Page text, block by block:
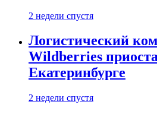
2 недели спустя
Логистический
Wildberries
Екатеринбурге
2 недели спустя